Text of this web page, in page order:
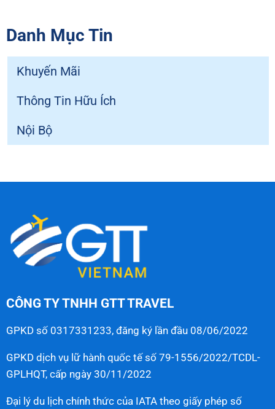
Danh Mục Tin
Khuyến Mãi
Thông Tin Hữu Ích
Nội Bộ
CÔNG TY TNHH GTT TRAVEL
GPKD số 0317331233, đăng ký lần đầu 08/06/2022
GPKD dịch vụ lữ hành quốc tế số 79-1556/2022/TCDL-
GPLHQT, cấp ngày 30/11/2022
Đại lý du lịch chính thức của IATA theo giấy phép số